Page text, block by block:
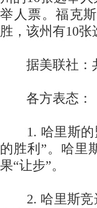
举人票。福克
胜，该州有10张
据美联社：共
各方表态：
1. 哈里斯的
的胜利”。哈里
果“让步”。
2. 哈里斯竞